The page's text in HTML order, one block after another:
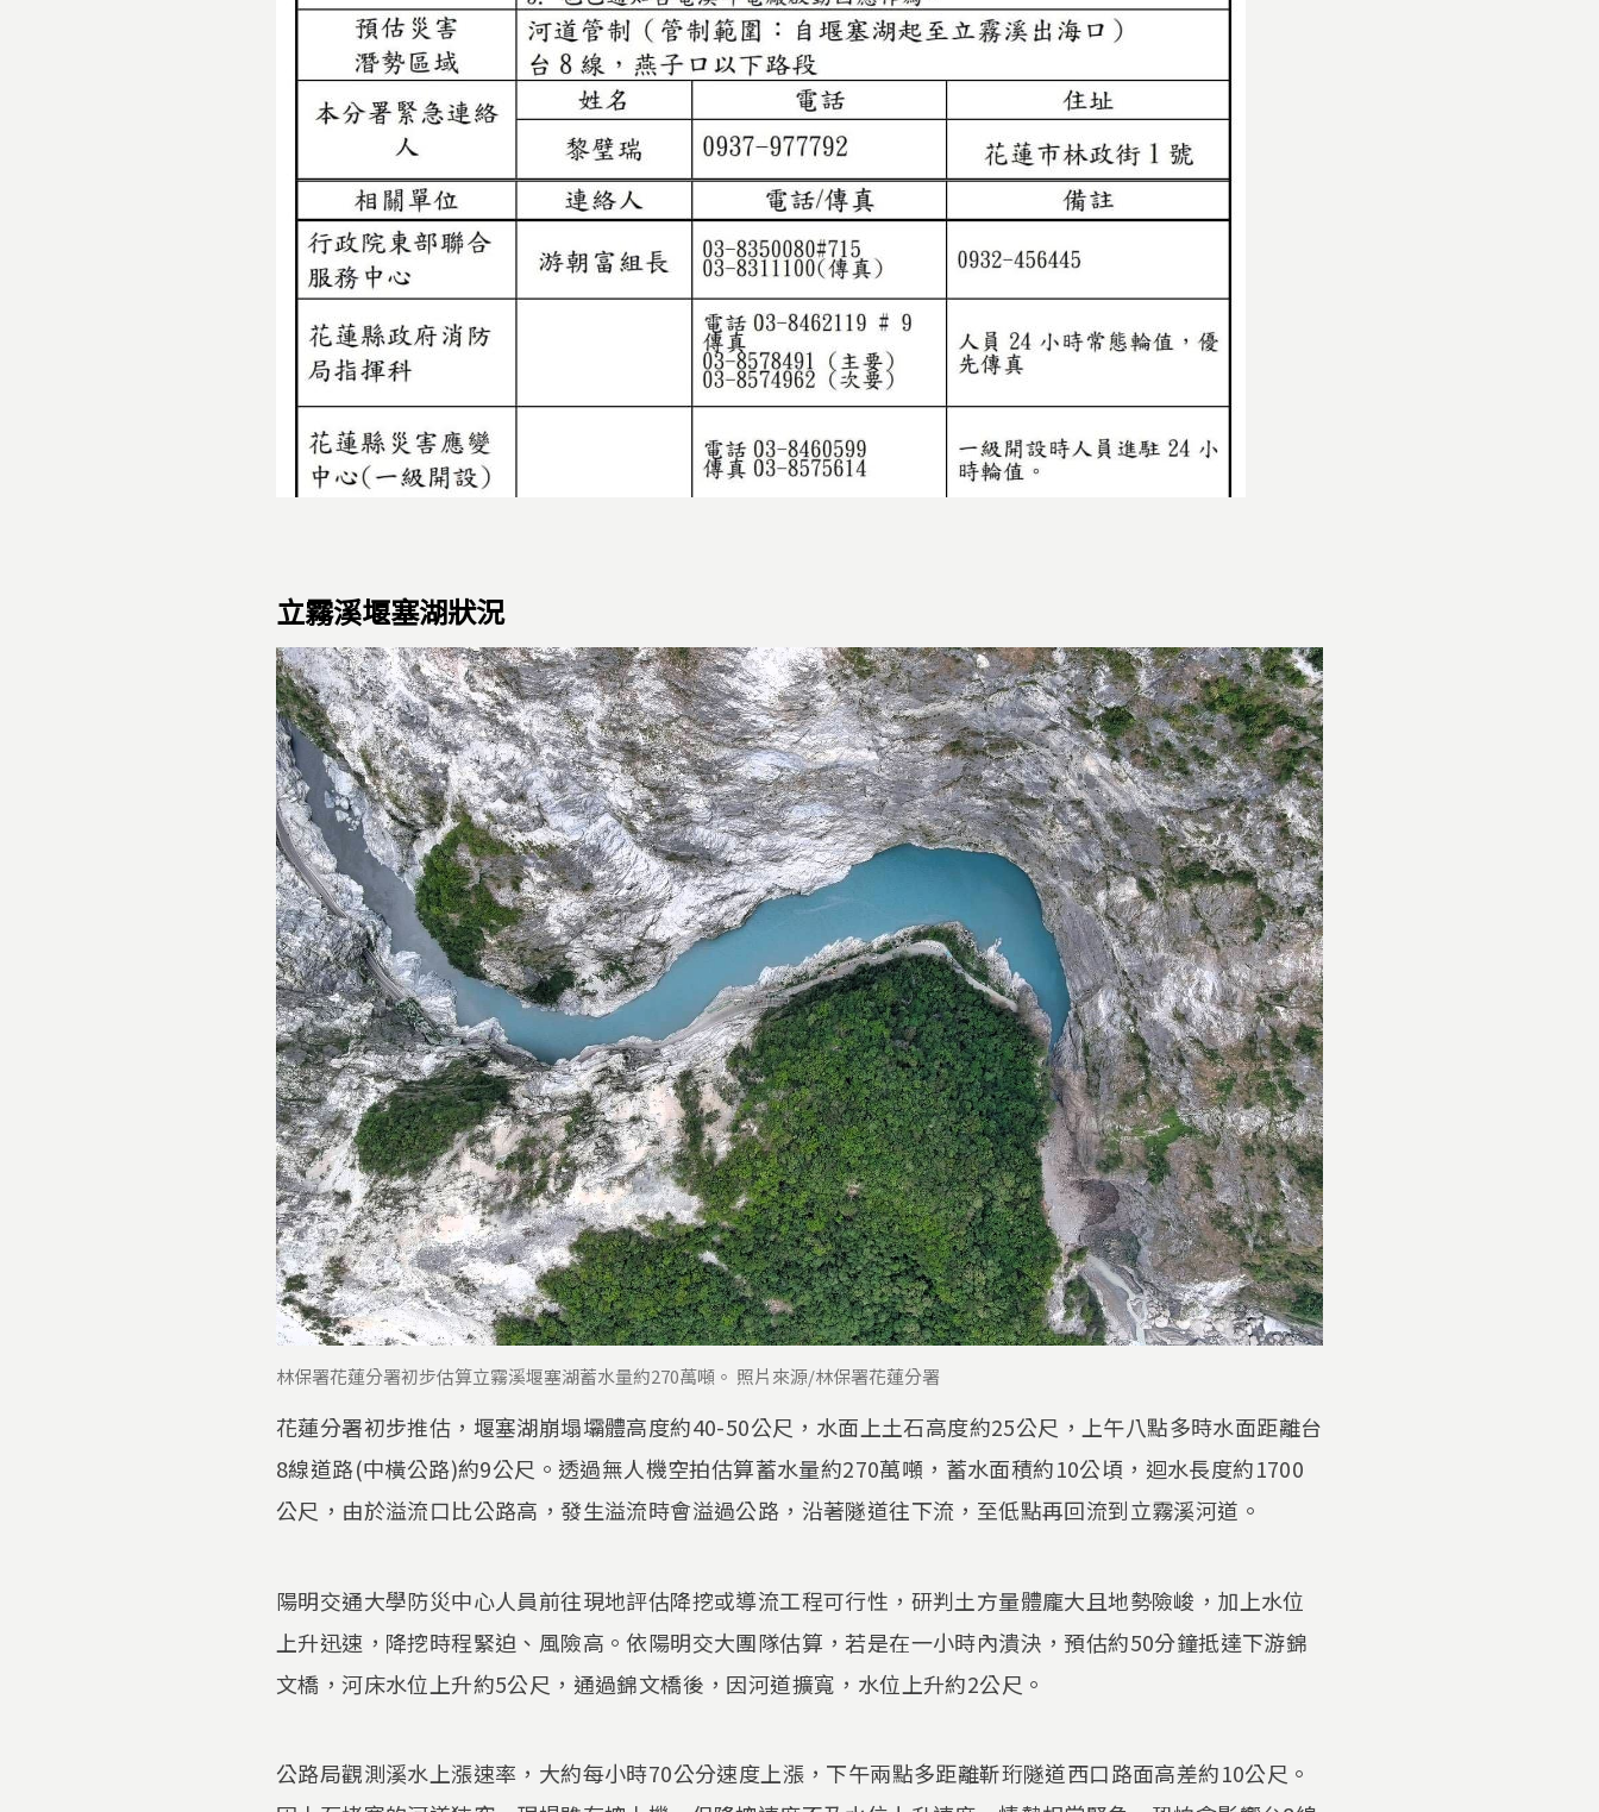
立霧溪堰塞湖狀況
林保署花蓮分署初步估算立霧溪堰塞湖蓄水量約270萬噸。 照片來源/林保署花蓮分署
花蓮分署初步推估，堰塞湖崩塌壩體高度約40-50公尺，水面上土石高度約25公尺，上午八點多時水面距離台
8線道路(中橫公路)約9公尺。透過無人機空拍估算蓄水量約270萬噸，蓄水面積約10公頃，迴水長度約1700
公尺，由於溢流口比公路高，發生溢流時會溢過公路，沿著隧道往下流，至低點再回流到立霧溪河道。
陽明交通大學防災中心人員前往現地評估降挖或導流工程可行性，研判土方量體龐大且地勢險峻，加上水位
上升迅速，降挖時程緊迫、風險高。依陽明交大團隊估算，若是在一小時內潰決，預估約50分鐘抵達下游錦
文橋，河床水位上升約5公尺，通過錦文橋後，因河道擴寬，水位上升約2公尺。
​公路局觀測溪水上漲速率，大約每小時70公分速度上漲，下午兩點多距離靳珩隧道西口路面高差約10公尺。